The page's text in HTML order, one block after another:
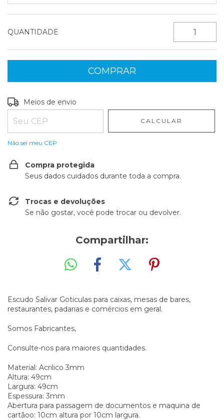
QUANTIDADE
Entregas para o CEP:
Meios de envio
CALCULAR
Não sei meu CEP
Compra protegida
Seus dados cuidados durante toda a compra.
Trocas e devoluções
Se não gostar, você pode trocar ou devolver.
Compartilhar:
Escudo Salivar Goticulas para caixas, mesas de bares,
restaurantes, padarias e comércios em geral.
Somos Fabricantes,
Consulte-nos para maiores quantidades.
Material: Acrilico 3mm
Altura: 49cm
Largura: 49cm
Espessura: 3mm
Abertura para passagem de documentos e maquina de
cartãoo: 10cm altura por 10cm largura.